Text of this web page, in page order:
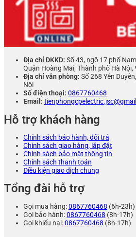
Địa chỉ ĐKKD: Số 43, ngõ 17 phố
Quận Hoàng Mai, Thành phố Hà Nội,
Địa chỉ văn phòng: Số 268 Yên
Nội
Số điện thoại: 0867760468
Email:
Hỗ trợ khách hàng
Chính sách bảo hành, đổi trả
Chính sách giao hàng, lắp đặt
Chính sách bảo mật thông tin
Chính sách thanh toán
Điều kiện giao dịch chung
Tổng đài hỗ trợ
Gọi mua hàng:0867760468 (6h-23h)
Gọi bảo hành:0867760468 (8h-17h)
Gọi khiếu nại:0867760468 (8h-17h)